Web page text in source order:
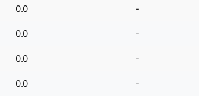
0.0 -
0.0 -
0.0 -
0.0 -